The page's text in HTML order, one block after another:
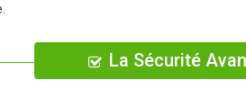
La Sécurité